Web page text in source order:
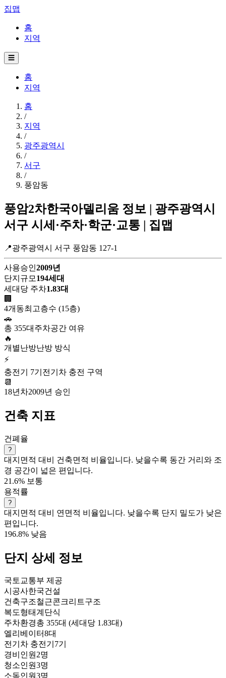
집맵
홈
지역
☰
홈
지역
홈
/
지역
/
광주광역시
/
서구
/
풍암동
풍암2차한국아델리움 정보 | 광주광역시
서구 시세·주차·학군·교통 | 집맵
📍광주광역시 서구 풍암동 127-1
사용승인2009년
단지규모 194세대
세대당 주차1.83대
🏢
4개동최고층수 (15층)
🚗
총 355대 주차공간 여유
🔥
개별난방난방 방식
⚡
충전기 7기 전기차 충전 구역
📆
18년차2009년 승인
건축 지표
건폐율
?
대지면적 대비 건축면적 비율입니다. 낮을수록 동간 거리와 조
경 공간이 넓은 편입니다.
21.6% 보통
용적률
?
대지면적 대비 연면적 비율입니다. 낮을수록 단지 밀도가 낮은
편입니다.
196.8% 낮음
단지 상세 정보
국토교통부 제공
시공사한국건설
건축구조철근콘크리트구조
복도형태계단식
주차환경총 355대 (세대당 1.83대)
엘리베이터8대
전기차 충전기 7기
경비인원2명
청소인원3명
소독인원3명